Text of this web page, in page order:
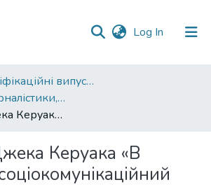
Log In (current)
01. Кваліфікаційні випускні роботи здобувачів вищої освіти
Факультет журналістики, реклами та видавничої справи
Тревелог Джека Керуака «В дорозі» як соціокомунікаційний феномен
Керуака «В